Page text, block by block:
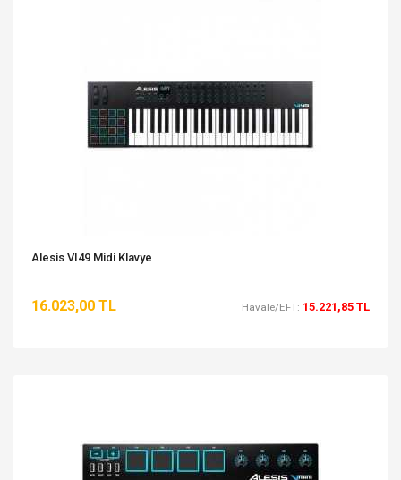
Alesis VI49 Midi Klavye
16.023,00 TL Havale/EFT: 15.221,85 TL